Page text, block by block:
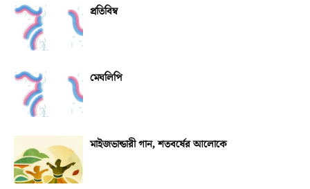
প্রতিবিম্ব
মেঘলিপি
মাইজভান্ডারী গান, শতবর্ষের আলোকে